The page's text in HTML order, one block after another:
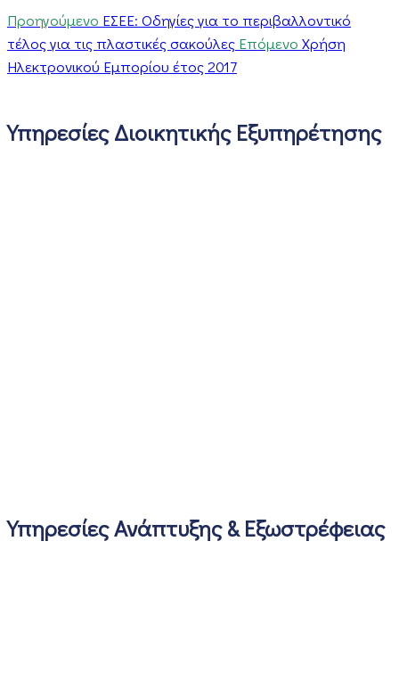
Προηγούμενο ΕΣΕΕ: Οδηγίες για το περιβαλλοντικό
τέλος για τις πλαστικές σακούλες Επόμενο Χρήση
Ηλεκτρονικού Εμπορίου έτος 2017
Υπηρεσίες Διοικητικής Εξυπηρέτησης
Υπηρεσίες Ανάπτυξης & Εξωστρέφειας